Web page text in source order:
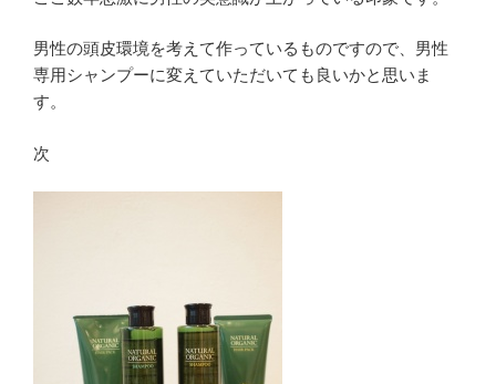
男性の頭皮環境を考えて作っているものですので、男性
専用シャンプーに変えていただいても良いかと思いま
す。
次